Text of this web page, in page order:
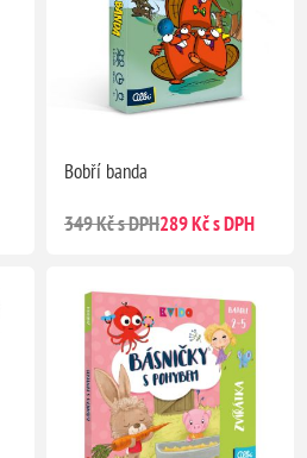
Bobří banda
349 Kč s DPH289 Kč s DPH